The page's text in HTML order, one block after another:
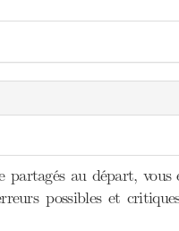
partagés au départ,
possibles et